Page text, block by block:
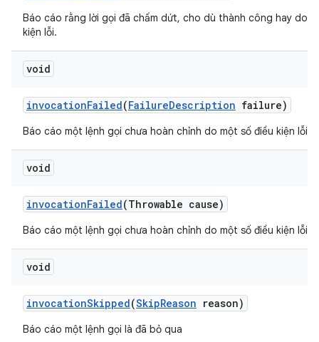
Báo cáo rằng lời gọi đã chấm dứt, cho dù thành công hay do
kiện lỗi.
void
invocationFailed(FailureDescription failure)
Báo cáo một lệnh gọi chưa hoàn chỉnh do một số điều kiện lỗi.
void
invocationFailed(Throwable cause)
Báo cáo một lệnh gọi chưa hoàn chỉnh do một số điều kiện lỗi.
void
invocationSkipped(SkipReason reason)
Báo cáo một lệnh gọi là đã bỏ qua